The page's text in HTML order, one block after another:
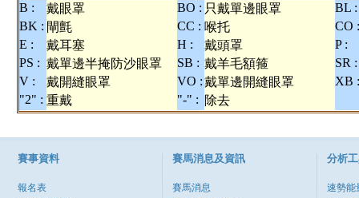
B : 戴眼罩 BO : 只戴單邊眼罩
BL :
BK : 閘氈 CC : 喉托
CO :
E :
戴耳塞 H : 戴頭罩
P :
PS : 戴單邊半掩防沙眼罩 SB : 戴羊毛額箍
SR :
V :
戴開縫眼罩 VO :戴單邊開縫眼罩
XB :
"2" : 重戴 "-" : 除去
賽事資料
報名表
賽馬消息及資訊
賽馬消息
分析
速勢能